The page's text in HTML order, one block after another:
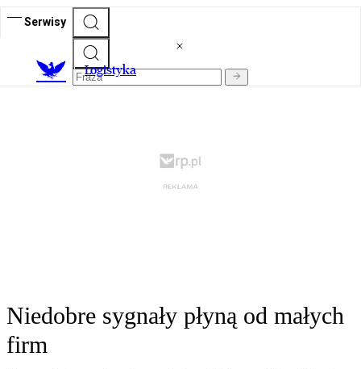
Serwisy
Logistyka
Niedobre sygnały płyną od małych
firm